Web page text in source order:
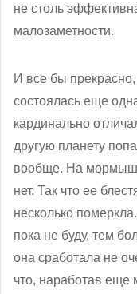
не столь
малозаметности.
И все бы прекрасно,
состоялась еще
кардинально
другую планету
вообще. На
нет. Так что ее
несколько
пока не буду, тем
она сработала не
что, наработав еще